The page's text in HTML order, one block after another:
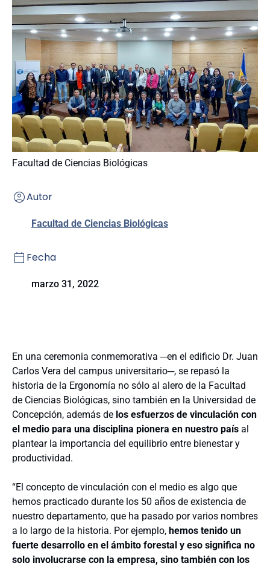
Facultad de Ciencias Biológicas
Autor
Facultad de Ciencias Biológicas
Fecha
marzo 31, 2022
En una ceremonia conmemorativa ─en el edificio Dr. Juan
Carlos Vera del campus universitario─, se repasó la
historia de la Ergonomía no sólo al alero de la Facultad
de Ciencias Biológicas, sino también en la Universidad de
Concepción, además de los esfuerzos de vinculación con
el medio para una disciplina pionera en nuestro país al
plantear la importancia del equilibrio entre bienestar y
productividad.
“El concepto de vinculación con el medio es algo que
hemos practicado durante los 50 años de existencia de
nuestro departamento, que ha pasado por varios nombres
a lo largo de la historia. Por ejemplo, hemos tenido un
fuerte desarrollo en el ámbito forestal y eso significa no
solo involucrarse con la empresa, sino también con los